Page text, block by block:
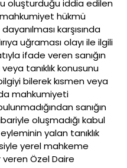
oluşturduğu iddia edilen
hükmü
karşısında
uğraması olayı ile ilgili
ifade veren sanığın
tanıklık konusunu
bilerek kısmen veya
mahkumiyeti
sanığın
oluşmadığı kabul
yalan tanıklık
yerel mahkeme
Özel Daire